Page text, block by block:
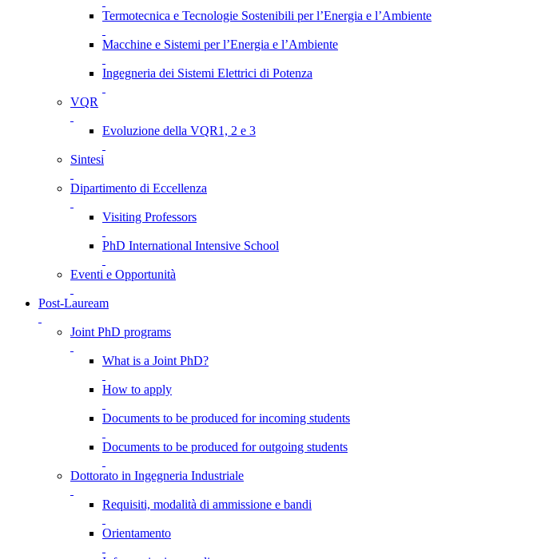
Termotecnica e Tecnologie Sostenibili per l’Energia e l’Ambiente
Macchine e Sistemi per l’Energia e l’Ambiente
Ingegneria dei Sistemi Elettrici di Potenza
VQR
Evoluzione della VQR1, 2 e 3
Sintesi
Dipartimento di Eccellenza
Visiting Professors
PhD International Intensive School
Eventi e Opportunità
Post-Lauream
Joint PhD programs
What is a Joint PhD?
How to apply
Documents to be produced for incoming students
Documents to be produced for outgoing students
Dottorato in Ingegneria Industriale
Requisiti, modalità di ammissione e bandi
Orientamento